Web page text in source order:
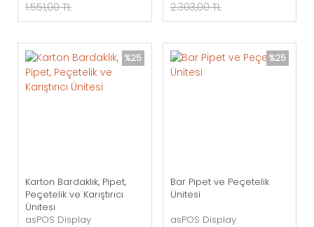
1.551,00 TL 2.303,00 TL
%25
Karton Bardaklık, Pipet,
Peçetelik ve Karıştırıcı
Ünitesi
asPOS Display
%25
Bar Pipet ve Peçetelik
Ünitesi
asPOS Display